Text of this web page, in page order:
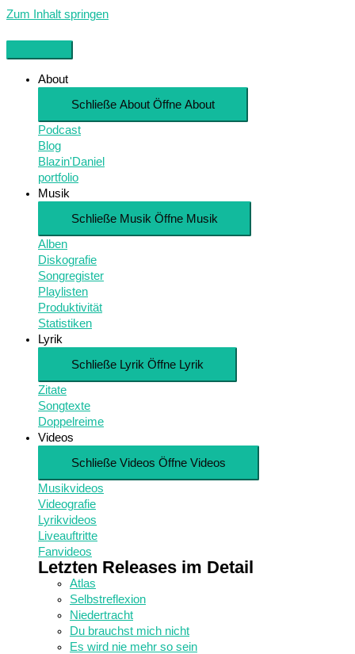
Zum Inhalt springen
About
Schließe About Öffne About
Podcast
Blog
Blazin'Daniel
portfolio
Musik
Schließe Musik Öffne Musik
Alben
Diskografie
Songregister
Playlisten
Produktivität
Statistiken
Lyrik
Schließe Lyrik Öffne Lyrik
Zitate
Songtexte
Doppelreime
Videos
Schließe Videos Öffne Videos
Musikvideos
Videografie
Lyrikvideos
Liveauftritte
Fanvideos
Letzten Releases im Detail
Atlas
Selbstreflexion
Niedertracht
Du brauchst mich nicht
Es wird nie mehr so sein